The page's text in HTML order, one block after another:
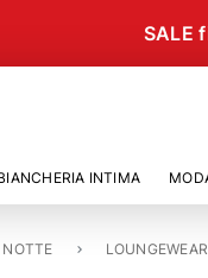
SALE
INTIMA
NOTTE LOUNGEWEAR